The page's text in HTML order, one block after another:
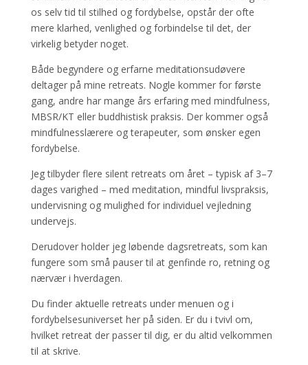
os selv tid til stilhed og fordybelse, opstår der ofte
mere klarhed, venlighed og forbindelse til det, der
virkelig betyder noget.
Både begyndere og erfarne meditationsudøvere
deltager på mine retreats. Nogle kommer for første
gang, andre har mange års erfaring med mindfulness,
MBSR/KT eller buddhistisk praksis. Der kommer også
mindfulnesslærere og terapeuter, som ønsker egen
fordybelse.
Jeg tilbyder flere silent retreats om året – typisk af 3–7
dages varighed – med meditation, mindful livspraksis,
undervisning og mulighed for individuel vejledning
undervejs.
Derudover holder jeg løbende dagsretreats, som kan
fungere som små pauser til at genfinde ro, retning og
nærvær i hverdagen.
Du finder aktuelle retreats under menuen og i
fordybelsesuniverset her på siden. Er du i tvivl om,
hvilket retreat der passer til dig, er du altid velkommen
til at skrive.